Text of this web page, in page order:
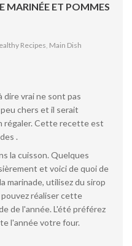
MARINÉE ET POMMES
Recipes, Main Dish
dire vrai ne sont pas
chers et il serait
régaler. Cette recette est
.
la cuisson. Quelques
et voici de quoi de
marinade, utilisez du sirop
pouvez réaliser cette
de l'année. L'été préférez
l'année votre four.